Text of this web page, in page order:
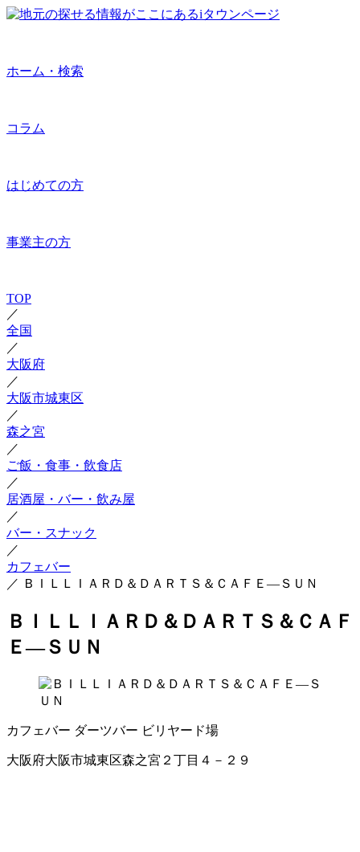
ホーム・検索
コラム
はじめての方
事業主の方
TOP
／
全国
／
大阪府
／
大阪市城東区
／
森之宮
／
ご飯・食事・飲食店
／
居酒屋・バー・飲み屋
／
バー・スナック
／
カフェバー
／ ＢＩＬＬＩＡＲＤ＆ＤＡＲＴＳ＆ＣＡＦＥ―ＳＵＮ
ＢＩＬＬＩＡＲＤ＆ＤＡＲＴＳ＆ＣＡＦ
Ｅ―ＳＵＮ
カフェバー ダーツバー ビリヤード場
大阪府大阪市城東区森之宮２丁目４－２９